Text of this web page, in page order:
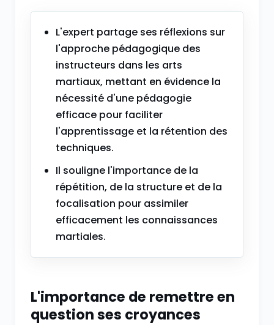
L'expert partage ses réflexions sur
l'approche pédagogique des
instructeurs dans les arts
martiaux, mettant en évidence la
nécessité d'une pédagogie
efficace pour faciliter
l'apprentissage et la rétention des
techniques.
Il souligne l'importance de la
répétition, de la structure et de la
focalisation pour assimiler
efficacement les connaissances
martiales.
L'importance de remettre en
question ses croyances